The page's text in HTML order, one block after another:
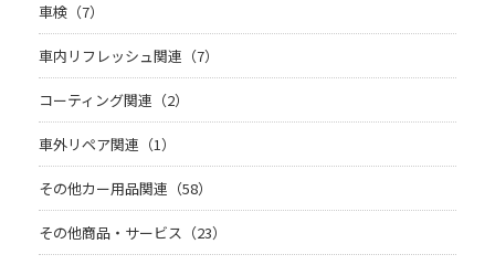
車検（7）
車内リフレッシュ関連（7）
コーティング関連（2）
車外リペア関連（1）
その他カー用品関連（58）
その他商品・サービス（23）